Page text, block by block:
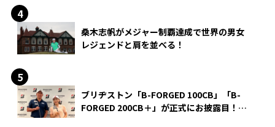
桑木志帆がメジャー制覇達成で世界の男女
レジェンドと肩を並べる！
ブリヂストン「B-FORGED 100CB」「B-
FORGED 200CB＋」が正式にお披露目！